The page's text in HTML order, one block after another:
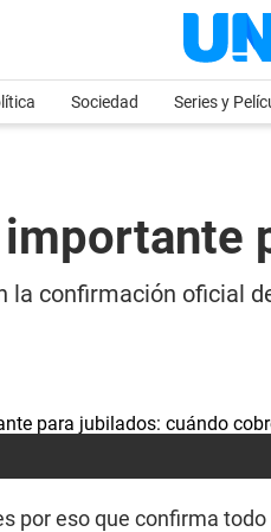
Sociedad Series y
confirmación oficial
por eso que confirma